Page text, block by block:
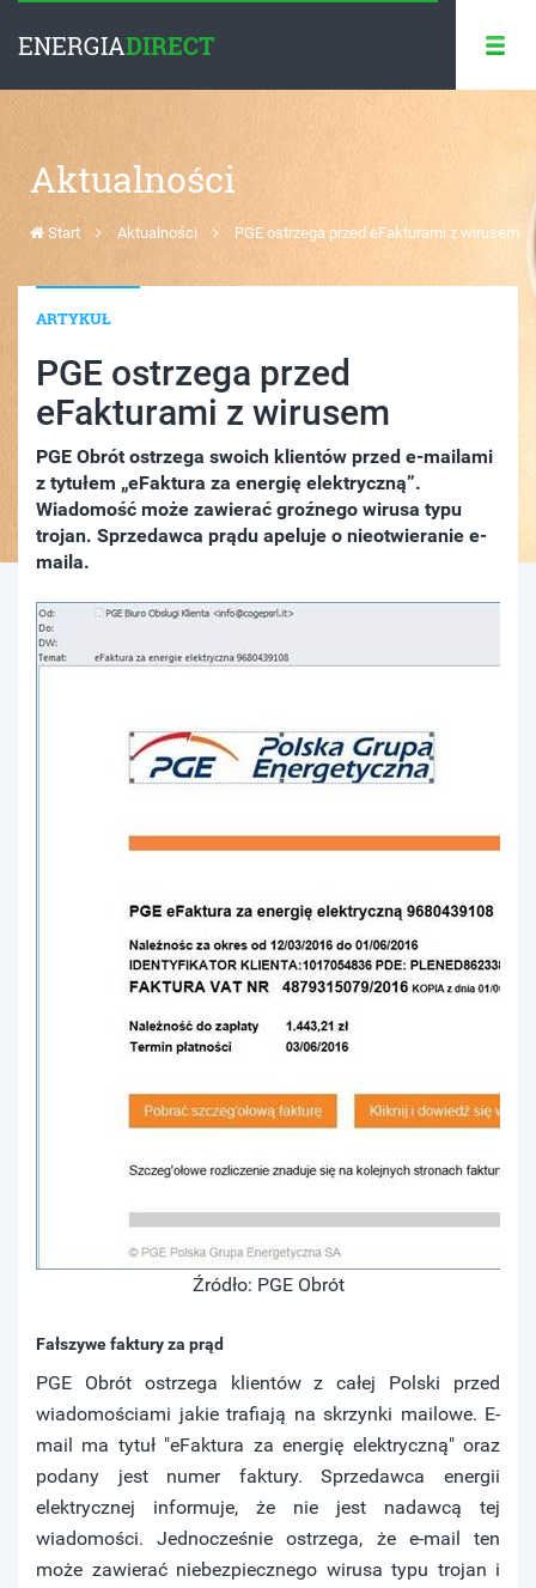
ENERGIADIRECT
Aktualności
Start Aktualności PGE ostrzega przed eFakturami z wirusem
ARTYKUŁ
PGE ostrzega przed
eFakturami z wirusem
PGE Obrót ostrzega swoich klientów przed e-mailami
z tytułem „eFaktura za energię elektryczną”.
Wiadomość może zawierać groźnego wirusa typu
trojan. Sprzedawca prądu apeluje o nieotwieranie e-
maila.
Źródło: PGE Obrót
Fałszywe faktury za prąd
PGE Obrót ostrzega klientów z całej Polski przed
wiadomościami jakie trafiają na skrzynki mailowe. E-
mail ma tytuł "eFaktura za energię elektryczną" oraz
podany jest numer faktury. Sprzedawca energii
elektrycznej informuje, że nie jest nadawcą tej
wiadomości. Jednocześnie ostrzega, że e-mail ten
może zawierać niebezpiecznego wirusa typu trojan i